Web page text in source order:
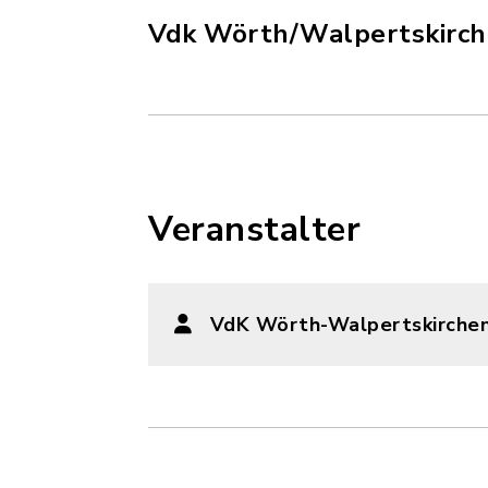
Vdk Wörth/
Veranstalter
VdK Wörth-